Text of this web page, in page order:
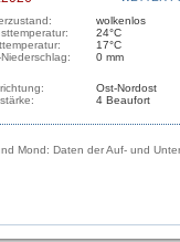
wolkenlos
24°C
17°C
0 mm
Ost-Nordost
4 Beaufort
Mond: Daten der Auf- und